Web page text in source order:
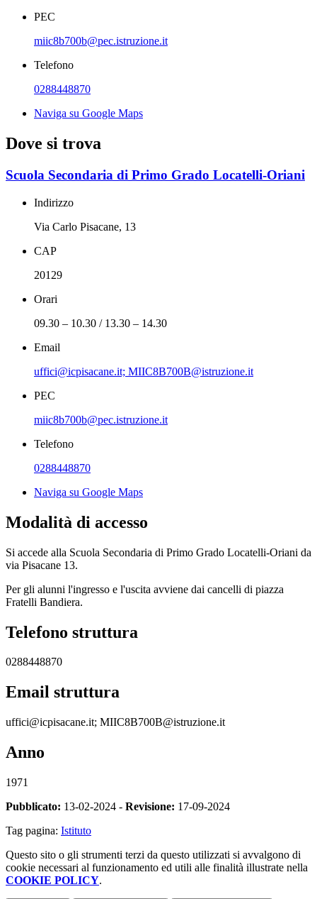
PEC
miic8b700b@pec.istruzione.it
Telefono
0288448870
Naviga su Google Maps
Dove si trova
Scuola Secondaria di Primo Grado Locatelli-Oriani
Indirizzo
Via Carlo Pisacane, 13
CAP
20129
Orari
09.30 – 10.30 / 13.30 – 14.30
Email
uffici@icpisacane.it; MIIC8B700B@istruzione.it
PEC
miic8b700b@pec.istruzione.it
Telefono
0288448870
Naviga su Google Maps
Modalità di accesso
Si accede alla Scuola Secondaria di Primo Grado Locatelli-Oriani da
via Pisacane 13.
Per gli alunni l'ingresso e l'uscita avviene dai cancelli di piazza
Fratelli Bandiera.
Telefono struttura
0288448870
Email struttura
uffici@icpisacane.it; MIIC8B700B@istruzione.it
Anno
1971
Pubblicato: 13-02-2024 - Revisione: 17-09-2024
Tag pagina: Istituto
Questo sito o gli strumenti terzi da questo utilizzati si avvalgono di
cookie necessari al funzionamento ed utili alle finalità illustrate nella
COOKIE POLICY.